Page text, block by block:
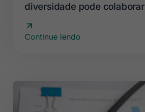
diversidade pode colaborar
Continue lendo